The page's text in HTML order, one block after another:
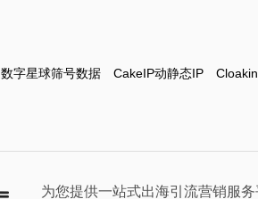
数字星球筛号数据 CakeIP动静态IP
为您提供一站式出海引流营销服